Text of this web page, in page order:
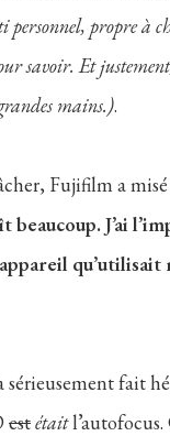
personnel, propre à
savoir. Et
mains.).
Fujifilm a
J’ai
qu’utilisait
sérieusement fait
estétait